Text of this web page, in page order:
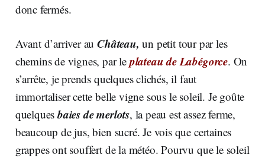
donc fermés.
Avant d’arriver au Château, un petit tour par les
chemins de vignes, par leplateau de Labégorce. On
s’arrête, je prends quelques clichés, il faut
immortaliser cette belle vigne sous le soleil. Je goûte
quelquesbaies de merlots, la peau est assez ferme,
beaucoup de jus, bien sucré. Je vois que certaines
grappes ont souffert de la météo. Pourvu que le soleil